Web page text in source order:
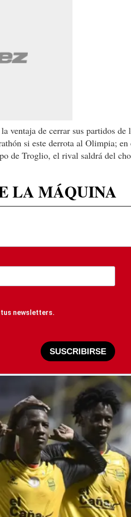
ventaja de cerrar sus partidos de
si este derrota al Olimpia; en
de Troglio, el rival saldrá del
LA MÁQUINA
newsletters.
SUSCRIBIRSE